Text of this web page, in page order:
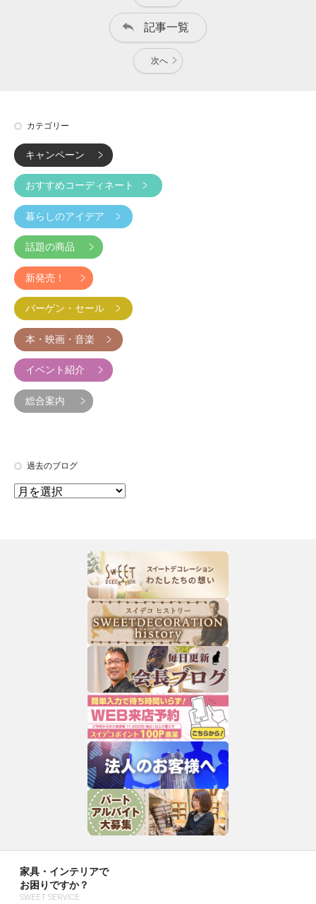
記事一覧
次へ
カテゴリー
キャンペーン
おすすめコーディネート
暮らしのアイデア
話題の商品
新発売！
バーゲン・セール
本・映画・音楽
イベント紹介
総合案内
過去のブログ
家具・インテリアで
お困りですか？
SWEET SERVICE